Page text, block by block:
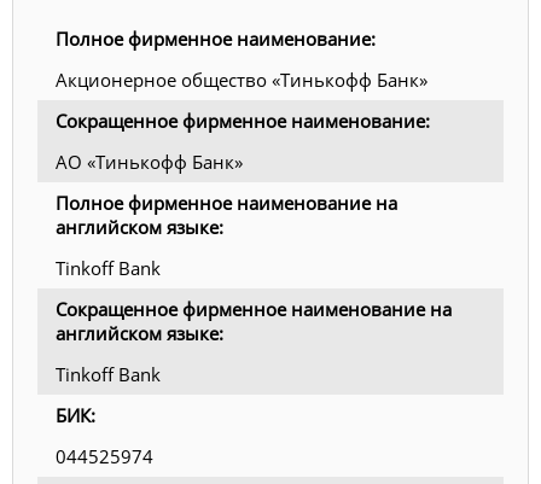
Полное фирменное наименование:
Акционерное общество «Тинькофф Банк»
Сокращенное фирменное наименование:
АО «Тинькофф Банк»
Полное фирменное наименование на
английском языке:
Tinkoff Bank
Сокращенное фирменное наименование на
английском языке:
Tinkoff Bank
БИК:
044525974